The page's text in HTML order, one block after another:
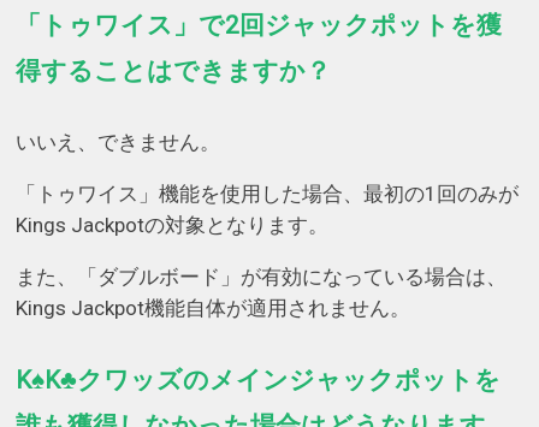
「トゥワイス」で2回ジャックポットを獲
得することはできますか？
いいえ、できません。
「トゥワイス」機能を使用した場合、最初の1回のみが
Kings Jackpotの対象となります。
また、「ダブルボード」が有効になっている場合は、
Kings Jackpot機能自体が適用されません。
K♠K♣クワッズのメインジャックポットを